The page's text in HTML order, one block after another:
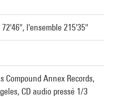
72'46", l'ensemble 215'35"
Compound Annex Records,
CD audio pressé 1/3